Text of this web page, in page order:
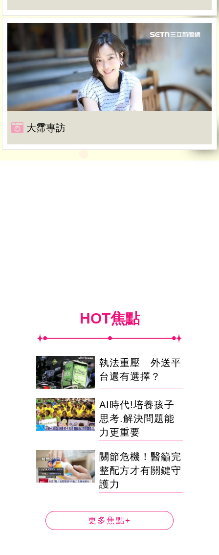
大霈專訪
HOT焦點
執法重壓 外送平
台還有選擇？
AI時代!培養孩子
思考.解決問題能
力更重要
關節危機！醫籲完
整配方才有關鍵守
護力
更多焦點+